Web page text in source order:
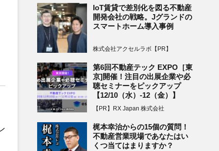
IoT賃貸で差別化を図る不動産
開発会社の戦略。Jグランドの
スマートホーム導入事例
株式会社アクセルラボ【PR】
第6回不動産テック EXPO［東
京]開催！注目の出展企業や必
聴セミナーをピックアップ
【12/10（水）-12（金）】
【PR】RX Japan 株式会社
梶本幸治からの15個の質問！
不動産営業現場であなたはい
くつ当てはまりますか？